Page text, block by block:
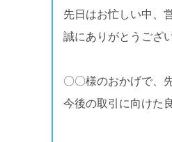
先日はお忙しい中、
誠にありがとうござ
〇〇様のおかげで、
今後の取引に向けた